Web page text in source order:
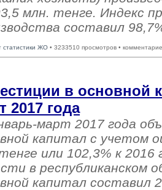
млн. тенге. Индекс
составил
статистики ЖО • 3233510 просмотров •
в основной
2017 года
март 2017 года
капитал с учетом
или 102,3% к 2016
в республиканском
капитал составил